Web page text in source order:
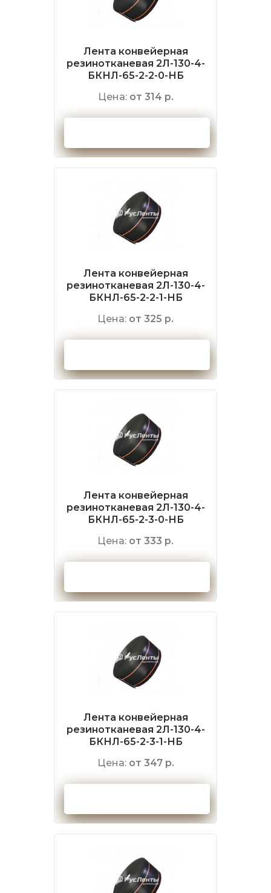
Лента конвейерная
резинотканевая 2Л-130-4-
БКНЛ-65-2-2-0-НБ
Цена: от 314 р.
Лента конвейерная
резинотканевая 2Л-130-4-
БКНЛ-65-2-2-1-НБ
Цена: от 325 р.
Лента конвейерная
резинотканевая 2Л-130-4-
БКНЛ-65-2-3-0-НБ
Цена: от 333 р.
Лента конвейерная
резинотканевая 2Л-130-4-
БКНЛ-65-2-3-1-НБ
Цена: от 347 р.